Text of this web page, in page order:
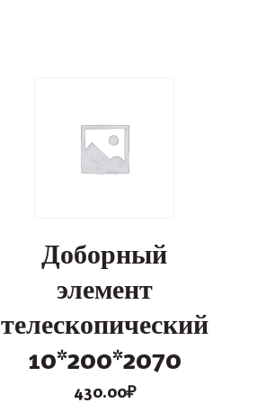
Доборный
элемент
телескопический
10*200*2070
430.00₽